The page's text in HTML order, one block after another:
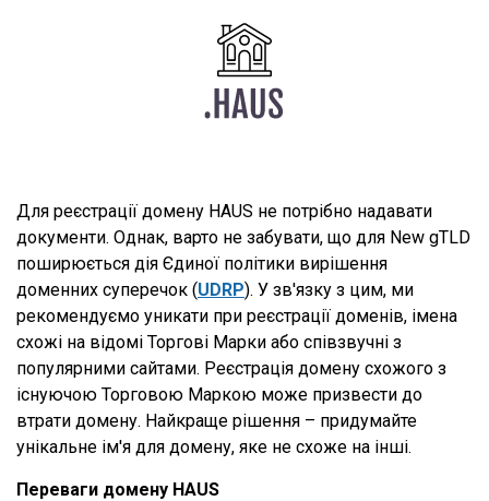
Для реєстрації домену HAUS не потрібно надавати
документи. Однак, варто не забувати, що для New gTLD
поширюється дія Єдиної політики вирішення
доменних суперечок (UDRP). У зв'язку з цим, ми
рекомендуємо уникати при реєстрації доменів, імена
схожі на відомі Торгові Марки або співзвучні з
популярними сайтами. Реєстрація домену схожого з
існуючою Торговою Маркою може призвести до
втрати домену. Найкраще рішення – придумайте
унікальне ім'я для домену, яке не схоже на інші.
Переваги домену HAUS